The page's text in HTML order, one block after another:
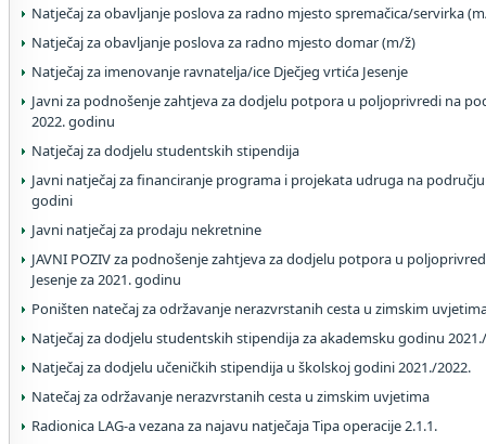
Natječaj za obavljanje poslova za radno mjesto spremačica/servirka
Natječaj za obavljanje poslova za radno mjesto domar (m/ž)
Natječaj za imenovanje ravnatelja/ice Dječjeg vrtića Jesenje
Javni za podnošenje zahtjeva za dodjelu potpora u poljoprivredi na
2022. godinu
Natječaj za dodjelu studentskih stipendija
Javni natječaj za financiranje programa i projekata udruga na području
godini
Javni natječaj za prodaju nekretnine
JAVNI POZIV za podnošenje zahtjeva za dodjelu potpora u
Jesenje za 2021. godinu
Poništen natečaj za održavanje nerazvrstanih cesta u zimskim
Natječaj za dodjelu studentskih stipendija za akademsku godinu
Natječaj za dodjelu učeničkih stipendija u školskoj godini 2021./2022.
Natečaj za održavanje nerazvrstanih cesta u zimskim uvjetima
Radionica LAG-a vezana za najavu natječaja Tipa operacije 2.1.1.